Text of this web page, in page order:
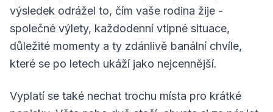
výsledek odrážel to, čím vaše rodina žije -
společné výlety, každodenní vtipné situace,
důležité momenty a ty zdánlivě banální chvíle,
které se po letech ukáží jako nejcennější.
Vyplatí se také nechat trochu místa pro krátké